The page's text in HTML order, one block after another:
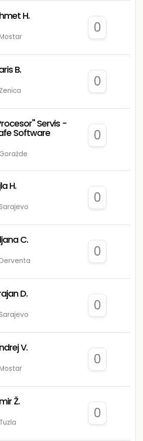
H.
0
B.
Zenica
0
Servis -
Software
Goražde
0
H.
Sarajevo
0
C.
0
D.
Sarajevo
0
V.
0
Ž.
Tuzla
0